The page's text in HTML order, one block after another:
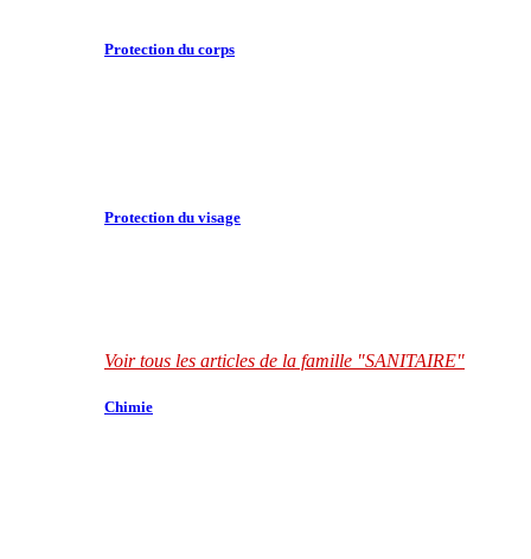
Protection du corps
Protection du visage
Voir tous les articles de la famille "SANITAIRE"
Chimie